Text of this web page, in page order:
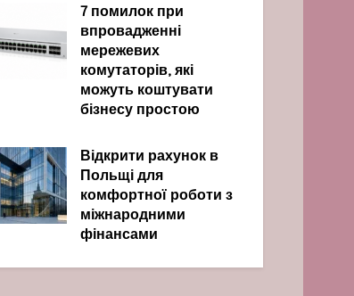
7 помилок при
впровадженні
мережевих
комутаторів, які
можуть коштувати
бізнесу простою
Відкрити рахунок в
Польщі для
комфортної роботи з
міжнародними
фінансами